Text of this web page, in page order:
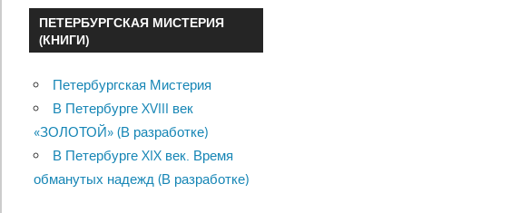
ПЕТЕРБУРГСКАЯ МИСТЕРИЯ
(КНИГИ)
Петербургская Мистерия
В Петербурге XVIII век
«ЗОЛОТОЙ» (В разработке)
В Петербурге XIX век. Время
обманутых надежд (В разработке)